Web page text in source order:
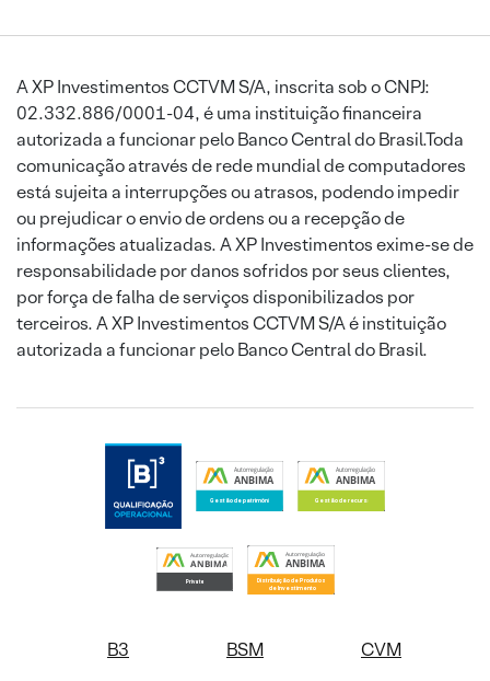
A XP Investimentos CCTVM S/A, inscrita sob o CNPJ:
02.332.886/0001-04, é uma instituição financeira
autorizada a funcionar pelo Banco Central do Brasil.Toda
comunicação através de rede mundial de computadores
está sujeita a interrupções ou atrasos, podendo impedir
ou prejudicar o envio de ordens ou a recepção de
informações atualizadas. A XP Investimentos exime-se de
responsabilidade por danos sofridos por seus clientes,
por força de falha de serviços disponibilizados por
terceiros. A XP Investimentos CCTVM S/A é instituição
autorizada a funcionar pelo Banco Central do Brasil.
B3 BSM CVM